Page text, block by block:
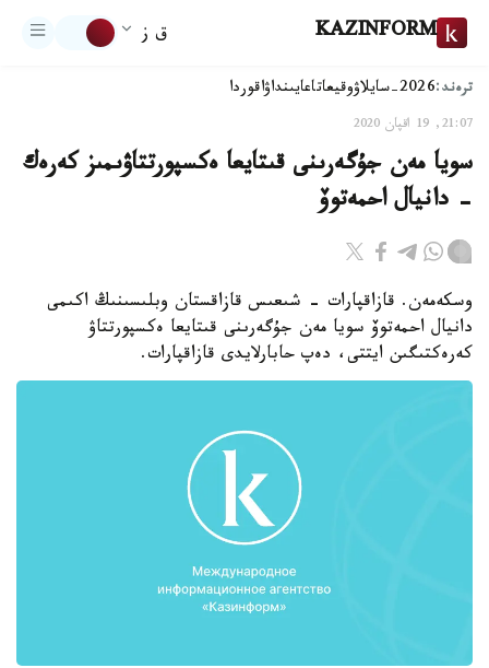
KAZINFORM ق ز
ترەند:2026-سايلاۋ وقيعاتاعايىنداۋاقوردا
21:07, 19 اقپان 2020
سويا مەن جۇگەرىنى قىتايعا ەكسپورتتاۋىمىز كەرەك
- دانيال احمەتوۆ
وسكەمەن. قازاقپارات - شىعىس قازاقستان وبلىسىنىڭ اكىمى
دانيال احمەتوۆ سويا مەن جۇگەرىنى قىتايعا ەكسپورتتاۋ
كەرەكتىگىن ايتتى، دەپ حابارلايدى قازاقپارات.